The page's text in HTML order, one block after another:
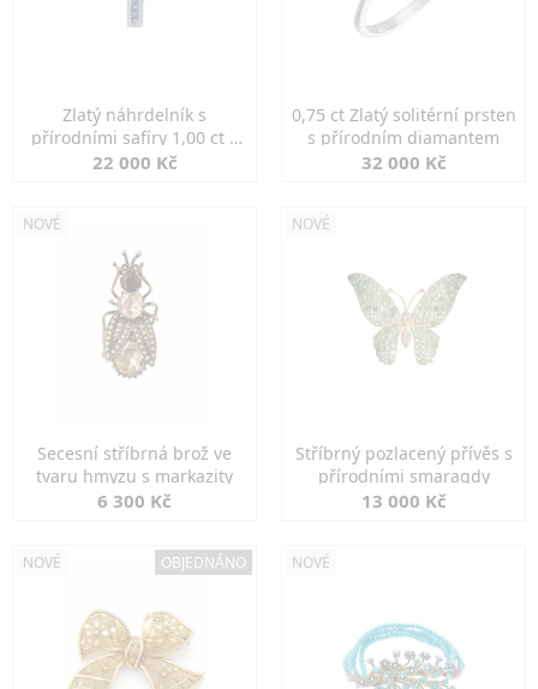
Zlatý náhrdelník s
přírodními safíry 1,00 ct a
diamanty
22 000 Kč
0,75 ct Zlatý solitérní prsten
s přírodním diamantem
32 000 Kč
NOVÉ
Secesní stříbrná brož ve
tvaru hmyzu s markazity
6 300 Kč
NOVÉ
Stříbrný pozlacený přívěs s
přírodními smaragdy
13 000 Kč
NOVÉ OBJEDNÁNO NOVÉ